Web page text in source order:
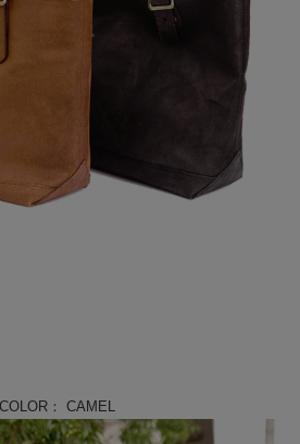
COLOR： CAMEL